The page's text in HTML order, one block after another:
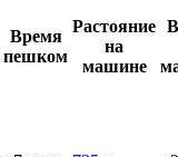
Время
пешком
Растояние
на
машине